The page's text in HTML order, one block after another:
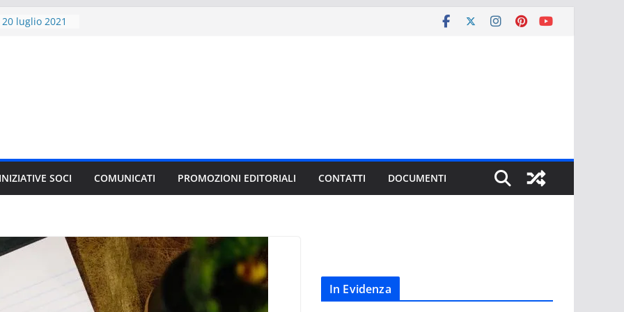
luglio 2021
20 anni
per
2021
E GLI
il nuovo
Rowling in
INIZIATIVE SOCI COMUNICATI PROMOZIONI EDITORIALI CONTATTI DOCUMENTI
In Evidenza